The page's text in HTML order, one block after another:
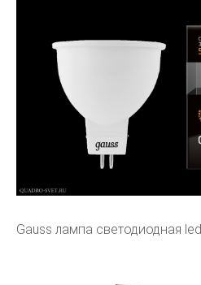
Gauss лампа светодиодная led